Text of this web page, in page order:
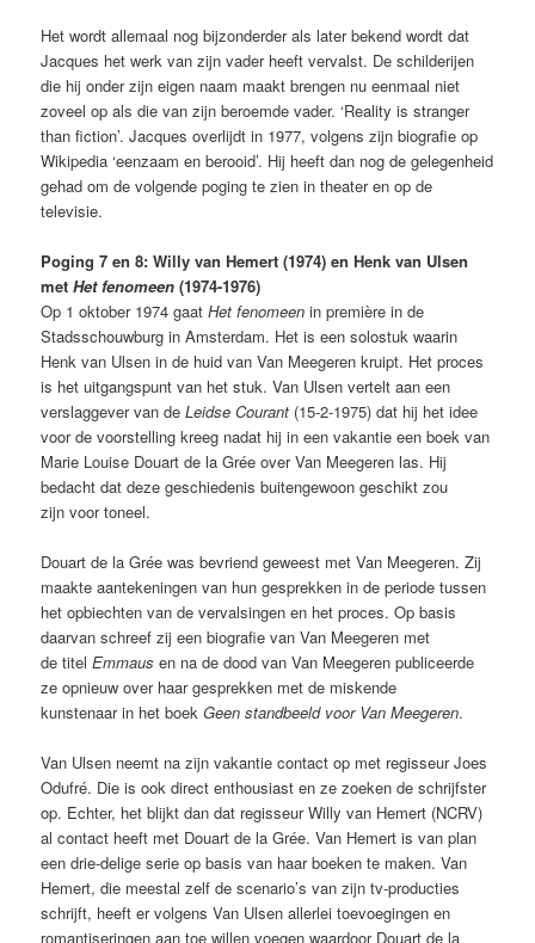
Het wordt allemaal nog bijzonderder als later bekend wordt dat
Jacques het werk van zijn vader heeft vervalst. De schilderijen
die hij onder zijn eigen naam maakt brengen nu eenmaal niet
zoveel op als die van zijn beroemde vader. ‘Reality is stranger
than fiction’. Jacques overlijdt in 1977, volgens zijn biografie op
Wikipedia ‘eenzaam en berooid’. Hij heeft dan nog de gelegenheid
gehad om de volgende poging te zien in theater en op de
televisie.
Poging 7 en 8: Willy van Hemert (1974) en Henk van Ulsen
metHet fenomeen (1974-1976)
Op 1 oktober 1974 gaatHet fenomeen in première in de
Stadsschouwburg in Amsterdam. Het is een solostuk waarin
Henk van Ulsen in de huid van Van Meegeren kruipt. Het proces
is het uitgangspunt van het stuk. Van Ulsen vertelt aan een
verslaggever van deLeidse Courant (15-2-1975) dat hij het idee
voor de voorstelling kreeg nadat hij in een vakantie een boek van
Marie Louise Douart de la Grée over Van Meegeren las. Hij
bedacht dat deze geschiedenis buitengewoon geschikt zou
zijn voor toneel.
Douart de la Grée was bevriend geweest met Van Meegeren. Zij
maakte aantekeningen van hun gesprekken in de periode tussen
het opbiechten van de vervalsingen en het proces. Op basis
daarvan schreef zij een biografie van Van Meegeren met
de titelEmmaus en na de dood van Van Meegeren publiceerde
ze opnieuw over haar gesprekken met de miskende
kunstenaar in het boekGeen standbeeld voor Van Meegeren.
Van Ulsen neemt na zijn vakantie contact op met regisseur Joes
Odufré. Die is ook direct enthousiast en ze zoeken de schrijfster
op. Echter, het blijkt dan dat regisseur Willy van Hemert (NCRV)
al contact heeft met Douart de la Grée. Van Hemert is van plan
een drie-delige serie op basis van haar boeken te maken. Van
Hemert, die meestal zelf de scenario’s van zijn tv-producties
schrijft, heeft er volgens Van Ulsen allerlei toevoegingen en
romantiseringen aan toe willen voegen waardoor Douart de la